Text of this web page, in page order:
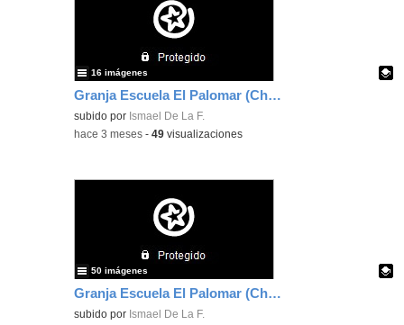
Granja Escuela El Palomar (Chapinería) 12 - 05 - 26
Contenido educativo.
subido por Ismael De La F.
16 imágenes
-hace 3 meses -49 visualizaciones
Granja Escuela El Palomar (Chapinería) 12 - 05 - 26
Contenido educativo.
subido por Ismael De La F.
50 imágenes